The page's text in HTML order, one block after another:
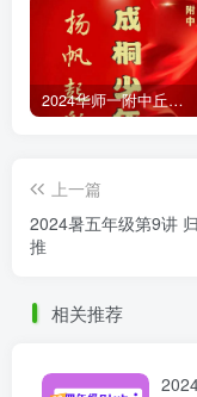
2024华师一附中丘班游园考试真题
上一篇
2024暑五年级第9讲
推
相关推荐